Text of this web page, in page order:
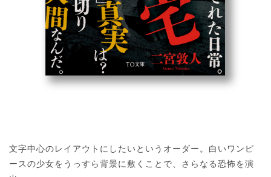
文字中心のレイアウトにしたいというオーダー。白いワンピ
ースの少女をうっすら背景に敷くことで、さらなる恐怖を演